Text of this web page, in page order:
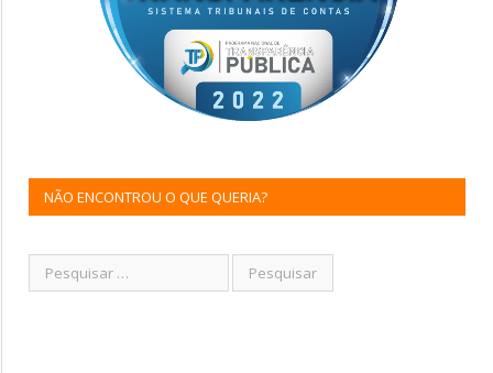
NÃO ENCONTROU O QUE QUERIA?